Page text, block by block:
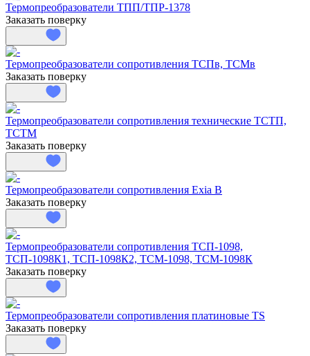
Термопреобразователи ТПП/ТПР-1378
Заказать поверку
Термопреобразователи сопротивления ТСПв, ТСМв
Заказать поверку
Термопреобразователи сопротивления технические ТСТП,
ТСТМ
Заказать поверку
Термопреобразователи сопротивления Exia B
Заказать поверку
Термопреобразователи сопротивления ТСП-1098,
ТСП-1098К1, ТСП-1098К2, ТСМ-1098, ТСМ-1098К
Заказать поверку
Термопреобразователи сопротивления платиновые TS
Заказать поверку